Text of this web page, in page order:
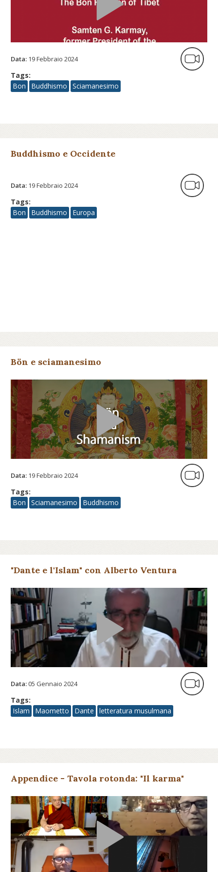
Data: 19 Febbraio 2024
Tags:
Bon
Buddhismo Sciamanesimo
Buddhismo e Occidente
Data: 19 Febbraio 2024
Tags:
Bon
Buddhismo Europa
Bön e sciamanesimo
Data: 19 Febbraio 2024
Tags:
Bon
Sciamanesimo Buddhismo
"Dante e l'Islam" con Alberto Ventura
Data:05 Gennaio 2024
Tags:
Islam
Maometto Dante letteratura musulmana
Appendice - Tavola rotonda: "Il karma"